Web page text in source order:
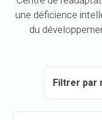
une déficience
du